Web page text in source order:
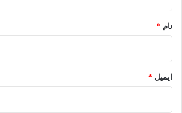
نام *
ایمیل *